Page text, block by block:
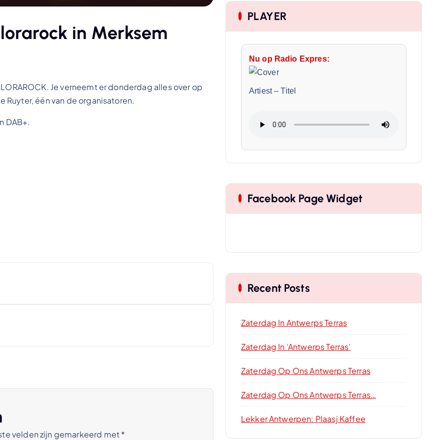
in Merksem
Je verneemt er donderdag alles over op
Ruyter, één van de organisatoren.
DAB+.
velden zijn gemarkeerd met*
PLAYER
Nu op Radio Expres:
Artiest–Titel
Facebook Page Widget
Recent Posts
Zaterdag In Antwerps Terras
Zaterdag In ‘Antwerps Terras’
Zaterdag Op Ons Antwerps Terras
Zaterdag Op Ons Antwerps Terras…
Lekker Antwerpen: Plaasj Kaffee